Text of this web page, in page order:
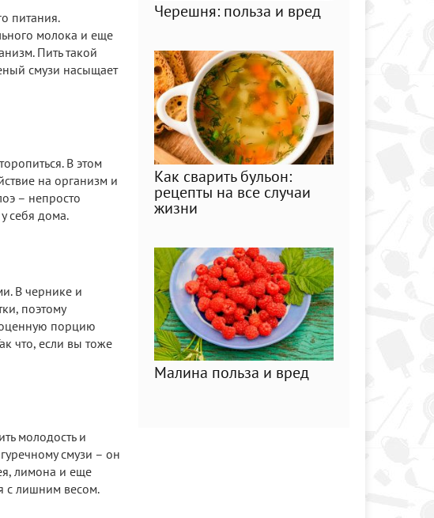
питания.
молока и еще
Пить такой
смузи насыщает
В этом
на организм и
– непросто
себя дома.
В чернике и
поэтому
порцию
что, если вы тоже
молодость и
смузи – он
лимона и еще
с лишним весом.
Черешня: польза и вред
Как сварить бульон:
рецепты на все случаи
жизни
Малина польза и вред